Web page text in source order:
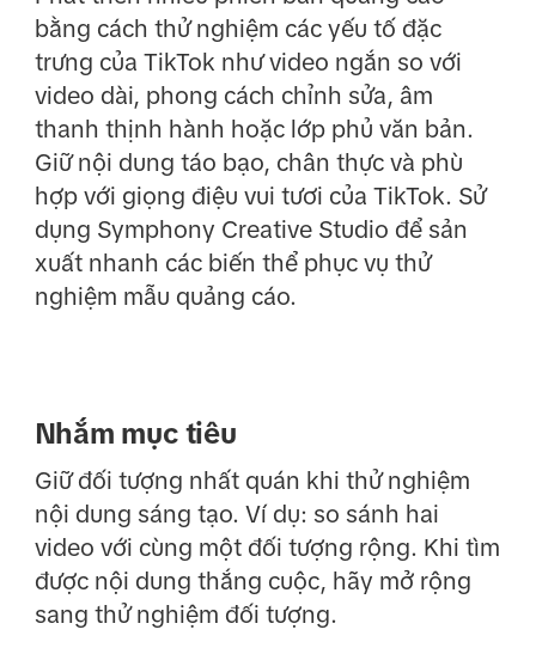
bằng cách thử nghiệm các yếu tố đặc
trưng của TikTok như video ngắn so với
video dài, phong cách chỉnh sửa, âm
thanh thịnh hành hoặc lớp phủ văn bản.
Giữ nội dung táo bạo, chân thực và phù
hợp với giọng điệu vui tươi của TikTok. Sử
dụng Symphony Creative Studio để sản
xuất nhanh các biến thể phục vụ thử
nghiệm mẫu quảng cáo.
Nhắm mục tiêu
Giữ đối tượng nhất quán khi thử nghiệm
nội dung sáng tạo. Ví dụ: so sánh hai
video với cùng một đối tượng rộng. Khi tìm
được nội dung thắng cuộc, hãy mở rộng
sang thử nghiệm đối tượng.